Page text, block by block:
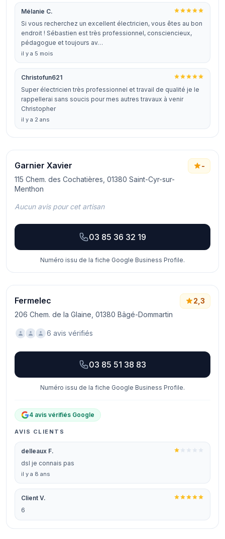
Mélanie C.
Si vous recherchez un excellent électricien, vous êtes au bon
endroit ! Sébastien est très professionnel, consciencieux,
pédagogue et toujours av…
il y a 5 mois
Christofun621
Super électricien très professionnel et travail de qualité je le
rappellerai sans soucis pour mes autres travaux à venir
Christopher
il y a 2 ans
Garnier Xavier
115 Chem. des Cochatières, 01380 Saint-Cyr-sur-
Menthon
-
Aucun avis pour cet artisan
03 85 36 32 19
Numéro issu de la fiche Google Business Profile.
Fermelec
206 Chem. de la Glaine, 01380 Bâgé-Dommartin
2,3
6 avis vérifiés
03 85 51 38 83
Numéro issu de la fiche Google Business Profile.
4 avis vérifiés Google
AVIS CLIENTS
delleaux F.
dsl je connais pas
il y a 8 ans
Client V.
6